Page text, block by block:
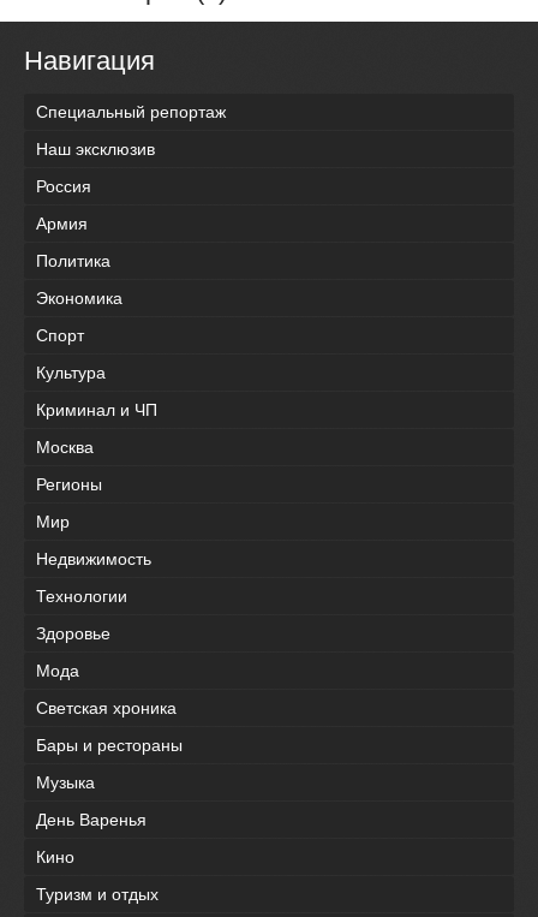
Навигация
Специальный репортаж
Наш эксклюзив
Россия
Армия
Политика
Экономика
Спорт
Культура
Криминал и ЧП
Москва
Регионы
Мир
Недвижимость
Технологии
Здоровье
Мода
Светская хроника
Бары и рестораны
Музыка
День Варенья
Кино
Туризм и отдых